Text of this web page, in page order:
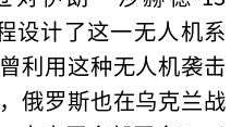
设计了这一无人机系
利用这种无人机袭击
俄罗斯也在乌克兰战